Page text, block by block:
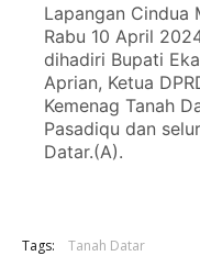
Lapangan Cindua
Rabu 10 April
dihadiri Bupati
Aprian, Ketua
Kemenag Tanah
Pasadiqu dan
Datar.(A).
Tags: Tanah Datar